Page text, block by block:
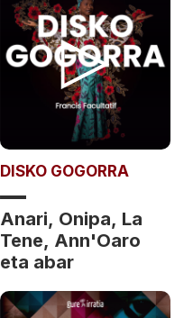
DISKO GOGORRA
Anari, Onipa, La
Tene, Ann'Oaro
eta abar